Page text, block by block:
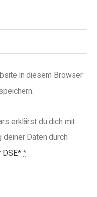
in diesem Browser
erklärst du dich mit
deiner Daten durch
DSE* *